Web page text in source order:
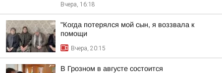
Вчера, 16:18
"Когда потерялся мой сын, я воззвала к
помощи
Вчера, 20:15
В Грозном в августе состоится